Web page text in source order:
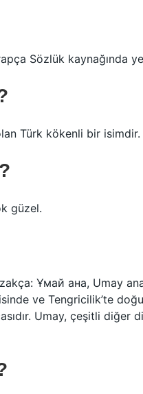
Sözlük kaynağında
Türk kökenli bir isimdir.
güzel.
ve Tengricilik’te
Umay, çeşitli